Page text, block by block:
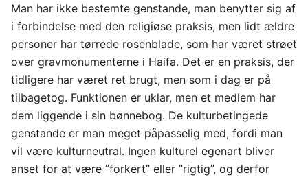
Man har ikke bestemte genstande, man benytter sig af
i forbindelse med den religiøse praksis, men lidt ældre
personer har tørrede rosenblade, som har været strøet
over gravmonumenterne i Haifa. Det er en praksis, der
tidligere har været ret brugt, men som i dag er på
tilbagetog. Funktionen er uklar, men et medlem har
dem liggende i sin bønnebog. De kulturbetingede
genstande er man meget påpasselig med, fordi man
vil være kulturneutral. Ingen kulturel egenart bliver
anset for at være ”forkert” eller ”rigtig”, og derfor